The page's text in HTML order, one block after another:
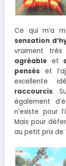
Ce qui m’a
sensation
vraiment
agréable et
pensés et
excellente
raccourcis.
également
n’existe pour
Mais pour
au petit prix de